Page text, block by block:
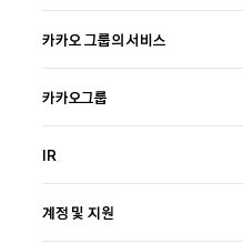
카카오 그룹의 서비스
카카오그룹
IR
계정 및 지원